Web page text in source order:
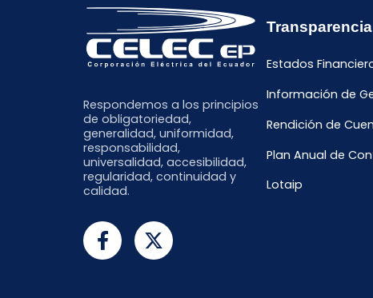
Respondemos a los principios
de obligatoriedad,
generalidad, uniformidad,
responsabilidad,
universalidad, accesibilidad,
regularidad, continuidad y
calidad.
Transparencia
Estados
Información de
Rendición de
Plan Anual de
Lotaip